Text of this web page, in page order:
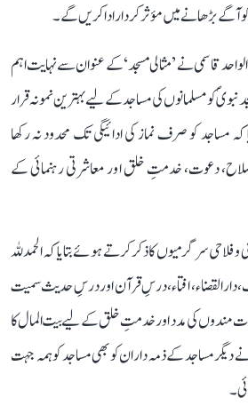
آگے بڑھانے میں مؤثر کردار ادا کریں گے۔
قاسمی نے ’مثالی مسجد‘ کے عنوان سے نہایت اہم
نبویؐ کو مسلمانوں کی مساجد کے لیے بہترین نمونہ قرار
مساجد کو صرف نماز کی ادائیگی تک محدود نہ رکھا
اصلاح، دعوت، خدمتِ خلق اور معاشرتی رہنمائی کے
فلاحی سرگرمیوں کا ذکر کرتے ہوئے بتایا کہ الحمدللہ
دارالقضاء، افتاء، درسِ قرآن اور درسِ حدیث سمیت
مندوں کی مدد اور خدمتِ خلق کے لیے بیت المال کا
دیگر مساجد کے ذمہ داران کو بھی مساجد کو ہمہ جہت